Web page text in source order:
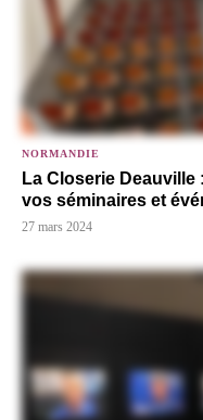
NORMANDIE
La Closerie
vos séminaires et
27 mars 2024